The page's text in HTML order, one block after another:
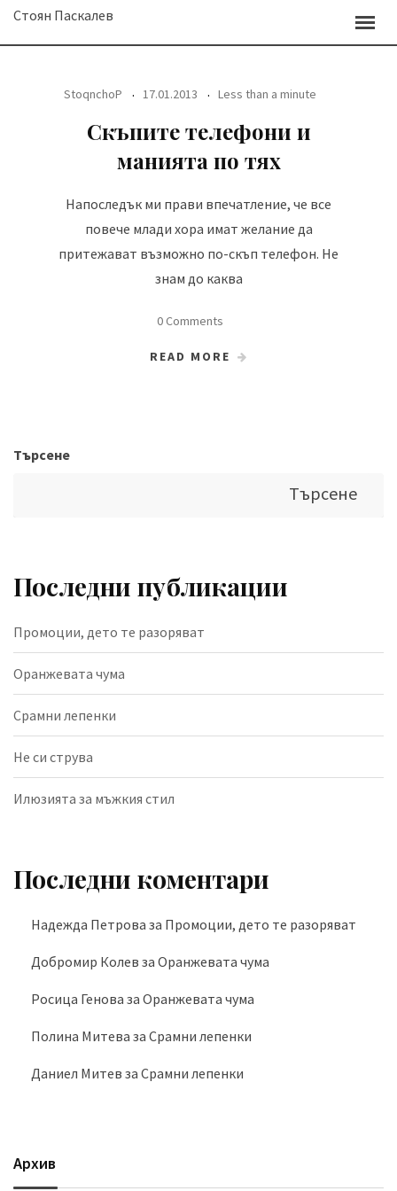
SkipСтоян Паскалев
StoqnchoP 17.01.2013 Less than a minute
Скъпите телефони и
манията по тях
Напоследък ми прави впечатление, че все
повече млади хора имат желание да
притежават възможно по-скъп телефон. Не
знам до каква
0 Comments
READ MORE
Търсене
Търсене
Последни публикации
Промоции, дето те разоряват
Оранжевата чума
Срамни лепенки
Не си струва
Илюзията за мъжкия стил
Последни коментари
Надежда Петрова за Промоции, дето те разоряват
Добромир Колев за Оранжевата чума
Росица Генова за Оранжевата чума
Полина Митева за Срамни лепенки
Даниел Митев за Срамни лепенки
Архив